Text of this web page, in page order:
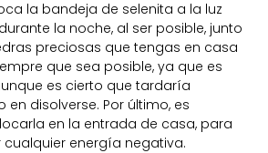
la bandeja de selenita a la luz
la noche, al ser posible, junto
preciosas que tengas en casa
que sea posible, ya que es
es cierto que tardaría
disolverse. Por último, es
en la entrada de casa, para
energía negativa.